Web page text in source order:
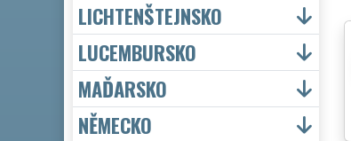
LICHTENŠTEJNSKO
LUCEMBURSKO
MAĎARSKO
NĚMECKO